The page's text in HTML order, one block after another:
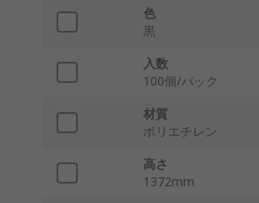
色
黒
入数
100個/パック
材質
ポリエチレン
高さ
1372mm